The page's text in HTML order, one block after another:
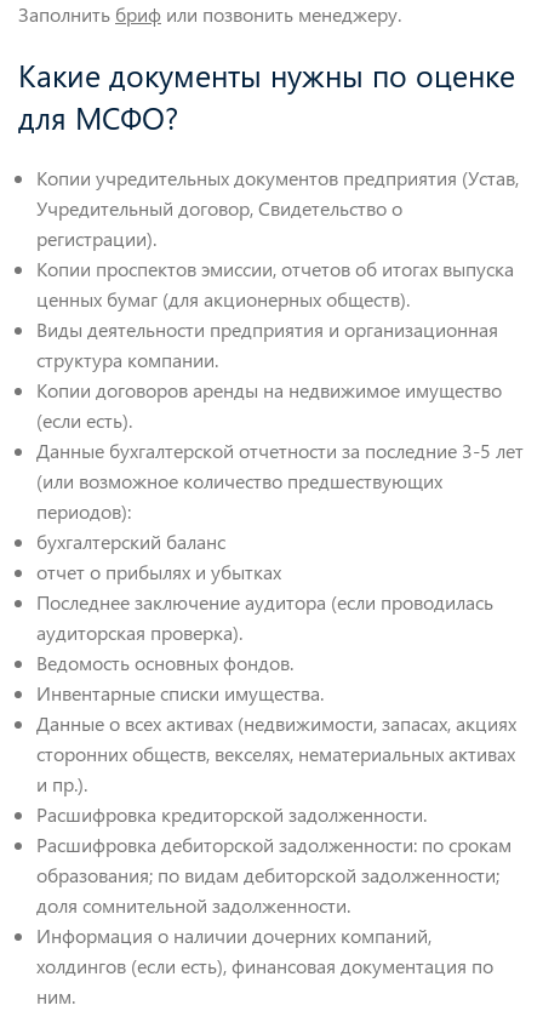
Заполнить бриф или позвонить менеджеру.
Какие документы нужны по оценке
для МСФО?
Копии учредительных документов предприятия (Устав,
Учредительный договор, Свидетельство о
регистрации).
Копии проспектов эмиссии, отчетов об итогах выпуска
ценных бумаг (для акционерных обществ).
Виды деятельности предприятия и организационная
структура компании.
Копии договоров аренды на недвижимое имущество
(если есть).
Данные бухгалтерской отчетности за последние 3-5 лет
(или возможное количество предшествующих
периодов):
бухгалтерский баланс
отчет о прибылях и убытках
Последнее заключение аудитора (если проводилась
аудиторская проверка).
Ведомость основных фондов.
Инвентарные списки имущества.
Данные о всех активах (недвижимости, запасах, акциях
сторонних обществ, векселях, нематериальных активах
и пр.).
Расшифровка кредиторской задолженности.
Расшифровка дебиторской задолженности: по срокам
образования; по видам дебиторской задолженности;
доля сомнительной задолженности.
Информация о наличии дочерних компаний,
холдингов (если есть), финансовая документация по
ним.